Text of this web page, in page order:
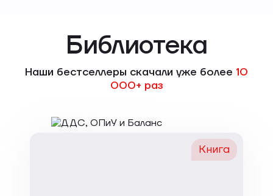
Библиотека
Наши бестселлеры скачали уже более 10
000+ раз
Книга